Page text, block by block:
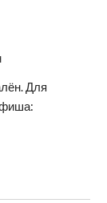
Для